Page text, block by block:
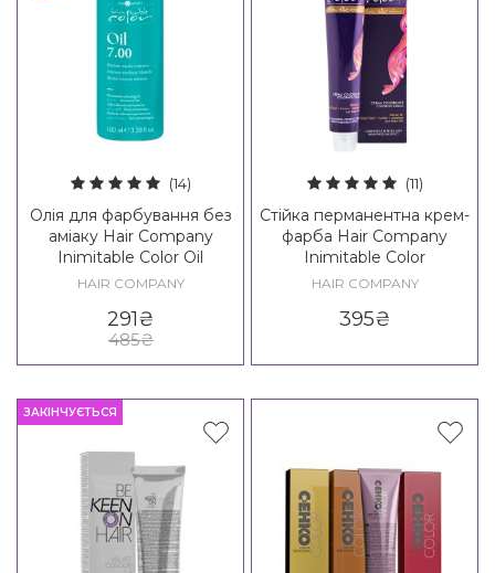
(14)
Олія для фарбування без
аміаку Hair Company
Inimitable Color Oil
HAIR COMPANY
291₴
485₴
(11)
Стійка перманентна крем-
фарба Hair Company
Inimitable Color
HAIR COMPANY
395₴
ЗАКІНЧУЄТЬСЯ